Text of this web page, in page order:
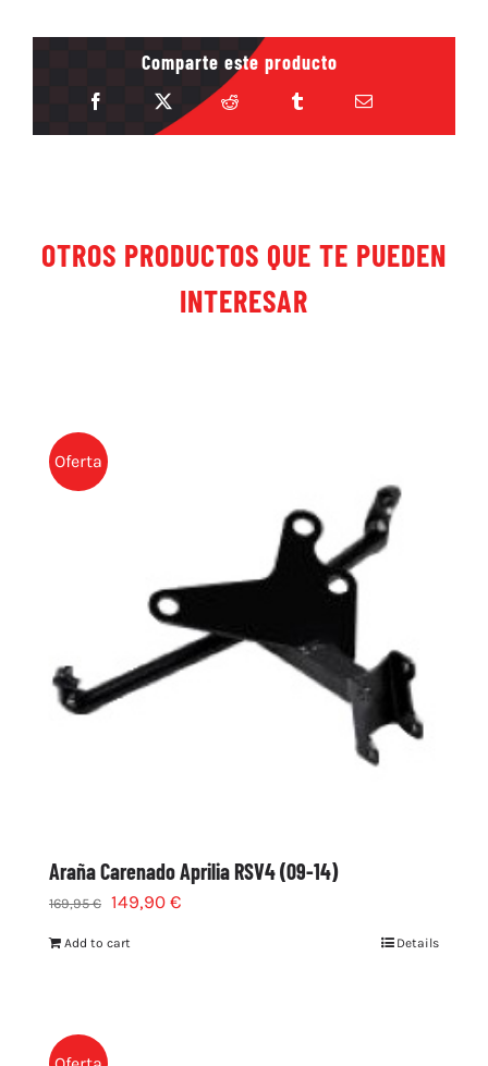
Comparte este producto
OTROS PRODUCTOS QUE TE PUEDEN
INTERESAR
Oferta
Araña Carenado Aprilia RSV4 (09-14)
169,95€ 149,90 €
Add to cart Details